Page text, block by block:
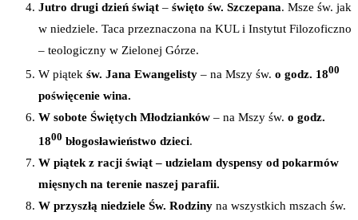
Jutro drugi dzień świąt – święto św. Szczepana. Msze św. jak
w niedziele. Taca przeznaczona na KUL i Instytut Filozoficzno
– teologiczny w Zielonej Górze.
W piątek św. Jana Ewangelisty – na Mszy św. o godz. 1800
poświęcenie wina.
W sobote Świętych Młodzianków – na Mszy św. o godz.
1800 błogosławieństwo dzieci.
W piątek z racji świąt – udzielam dyspensy od pokarmów
mięsnych na terenie naszej parafii.
W przyszłą niedziele Św. Rodziny na wszystkich mszach św.